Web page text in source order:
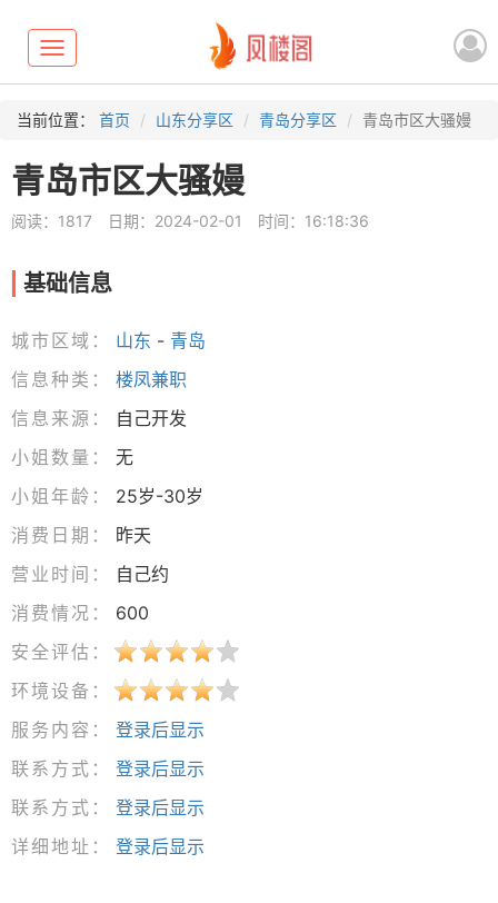
Toggle
navigation
当前位置： 首页 山东分享区 青岛分享区 青岛市区大骚嫚
青岛市区大骚嫚
阅读：1817 日期：2024-02-01 时间：16:18:36
基础信息
城市区域： 山东 - 青岛
信息种类：
楼凤兼职
信息来源：
自己开发
小姐数量：
无
小姐年龄：
25岁-30岁
消费日期：
昨天
营业时间：
自己约
消费情况：
600
安全评估：
环境设备：
服务内容：
登录后显示
联系方式：
登录后显示
联系方式：
登录后显示
详细地址：
登录后显示